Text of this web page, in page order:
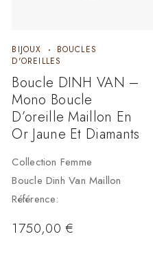
BIJOUX
BOUCLES
D'OREILLES
Boucle DINH VAN –
Mono Boucle
D’oreille Maillon En
Or Jaune Et Diamants
Collection Femme
Boucle Dinh Van Maillon
Référence:
1750,00€